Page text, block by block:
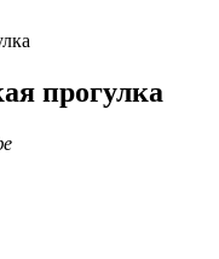
прогулка